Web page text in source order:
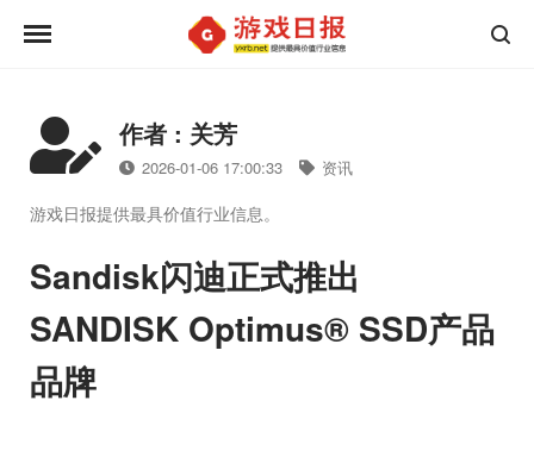
作者 : 关芳
2026-01-06 17:00:33 资讯
游戏日报提供最具价值行业信息。
Sandisk闪迪正式推出
SANDISK Optimus® SSD产品
品牌